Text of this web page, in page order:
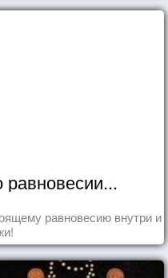
равновесии...
равновесию внутри и